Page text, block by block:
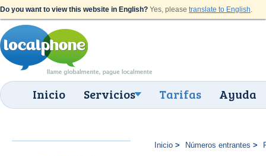
Do you want to view this website in English? Yes, please translate to English.
Inicio Servicios Tarifas Ayuda
Inicio Números entrantes